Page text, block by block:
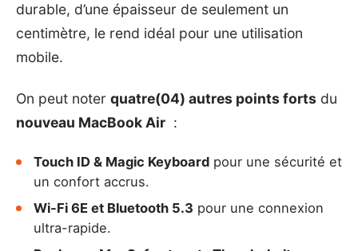
durable, d’une épaisseur de seulement un
centimètre, le rend idéal pour une utilisation
mobile.
On peut noter quatre(04) autres points forts du
nouveau MacBook Air :
Touch ID & Magic Keyboard pour une sécurité et
un confort accrus.
Wi-Fi 6E et Bluetooth 5.3 pour une connexion
ultra-rapide.